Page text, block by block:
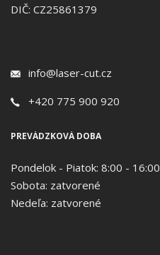
DIČ: CZ25861379
info@laser-cut.cz
+420 775 900 920
PREVÁDZKOVÁ DOBA
Pondelok - Piatok: 8:00 - 16:00
Sobota: zatvorené
Nedeľa: zatvorené